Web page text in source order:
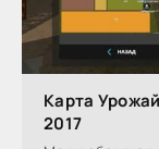
Карта
2017